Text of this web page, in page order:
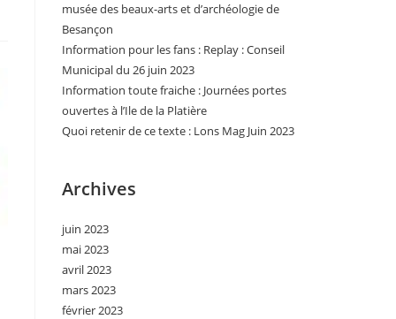
musée des beaux-arts et d’archéologie de
Besançon
Information pour les fans : Replay : Conseil
Municipal du 26 juin 2023
Information toute fraiche : Journées portes
ouvertes à l’Ile de la Platière
Quoi retenir de ce texte : Lons Mag Juin 2023
Archives
juin 2023
mai 2023
avril 2023
mars 2023
février 2023